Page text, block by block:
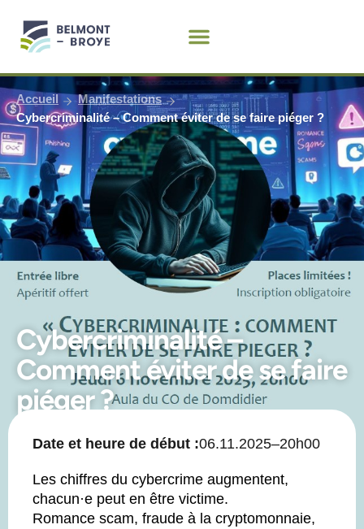
contenu
Accueil
Manifestations
Cybercriminalité – Comment éviter de se faire piéger ?
Cybercriminalité –
Comment éviter de se faire
piéger ?
Date et heure de début :06.11.2025–20h00
Les chiffres du cybercrime augmentent,
chacun·e peut en être victime.
Romance scam, fraude à la cryptomonnaie,